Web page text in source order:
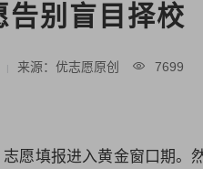
告别盲目择校
| 来源：优志愿原创 7699
愿填报进入黄金窗口期。